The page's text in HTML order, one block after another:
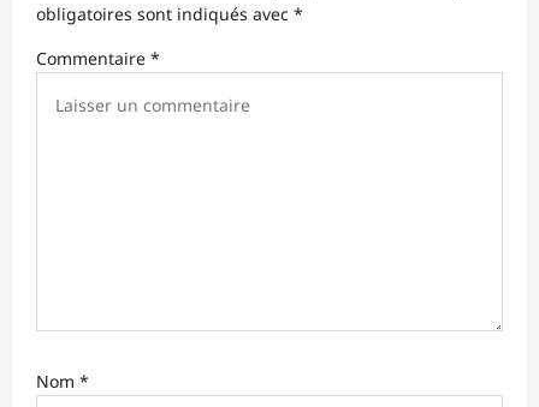
a
r
obligatoires sont indiqués avec *
Commentaire *
Nom *